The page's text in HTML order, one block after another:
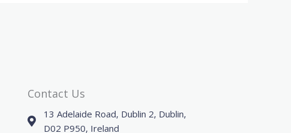
Contact Us
13 Adelaide Road, Dublin 2, Dublin,
D02 P950, Ireland